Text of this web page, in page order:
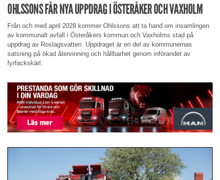
OHLSSONS FÅR NYA UPPDRAG I ÖSTERÅKER OCH VAXHOLM
Från och med april 2028 kommer Ohlssons att ta hand om insamlingen
av kommunalt avfall i Österåkers kommun och Vaxholms stad på
uppdrag av Roslagsvatten. Uppdraget är en del av kommunernas
satsning på ökad återvinning och hållbarhet genom införandet av
fyrfackskärl.